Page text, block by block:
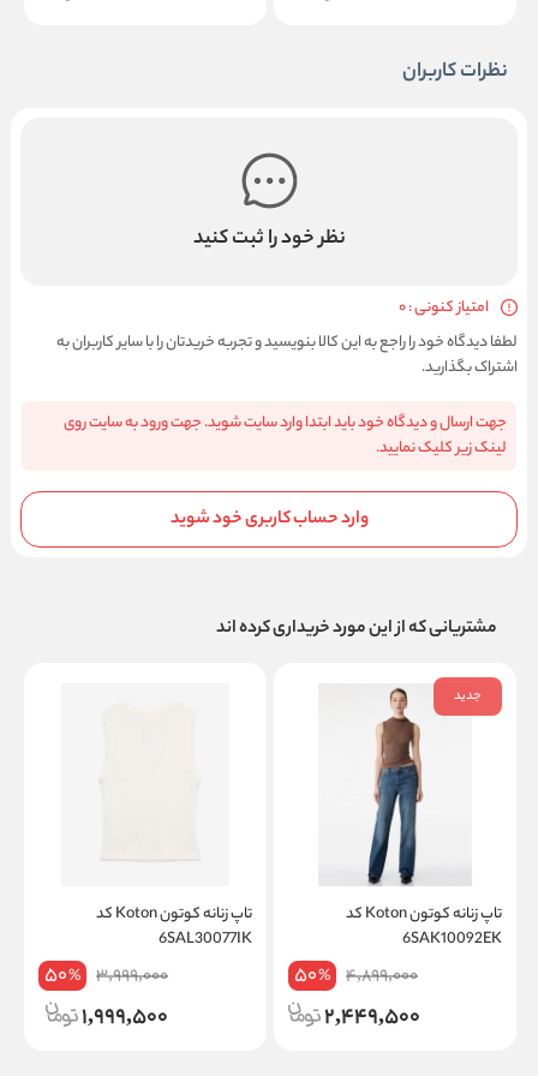
نظرات کاربران
نظر خود را ثبت کنید
امتیاز کنونی : 0
لطفا دیدگاه خود را راجع به این کالا بنویسید و تجربه خریدتان را با سایر کاربران به
اشتراک بگذارید.
جهت ارسال و دیدگاه خود باید ابتدا وارد سایت شوید. جهت ورود به سایت روی
لینک زیر کلیک نمایید.
وارد حساب کاربری خود شوید
مشتریانی که از این مورد خریداری کرده اند
جدید
تاپ زنانه کوتون Koton کد
6SAK10092EK
4,899,000
50%
2,449,500
تاپ زنانه کوتون Koton کد
6SAL30077IK
3,999,000
50%
1,999,500